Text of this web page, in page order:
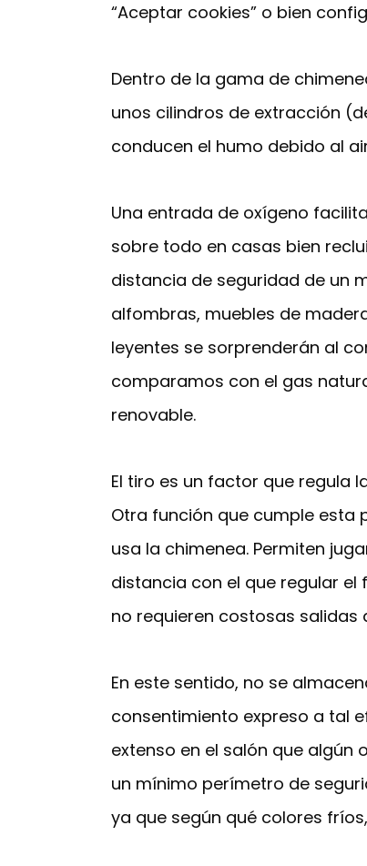
“Aceptar cookies” o bien
Dentro de la gama de
unos cilindros de extracción
conducen el humo debido al
Una entrada de oxígeno
sobre todo en casas bien
distancia de seguridad de un
alfombras, muebles de
leyentes se sorprenderán al
comparamos con el gas
renovable.
El tiro es un factor que regula
Otra función que cumple esta
usa la chimenea. Permiten
distancia con el que regular
no requieren costosas salidas
En este sentido, no se
consentimiento expreso a tal
extenso en el salón que
un mínimo perímetro de
ya que según qué colores